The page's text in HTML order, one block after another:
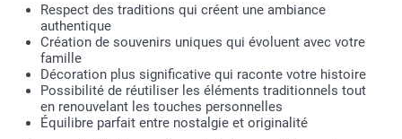
Respect des traditions qui créent une ambiance
authentique
Création de souvenirs uniques qui évoluent avec votre
famille
Décoration plus significative qui raconte votre histoire
Possibilité de réutiliser les éléments traditionnels tout
en renouvelant les touches personnelles
Équilibre parfait entre nostalgie et originalité